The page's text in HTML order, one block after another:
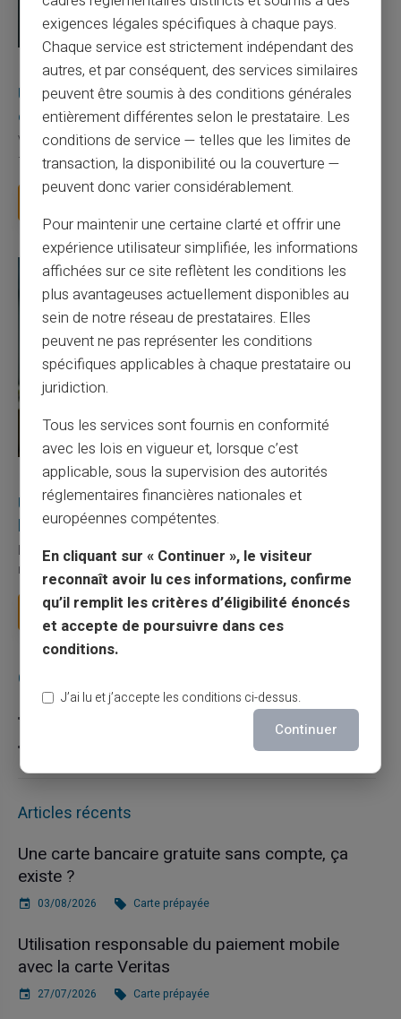
03/08/2026 Veritas Carte prépayée
Une carte bancaire gratuite sans compte, ça
existe ?
Vous avez tapé cette recherche parce que votre banque vous
facture 50 € par an pour une carte que vo...
27/07/2026 Veritas Carte prépayée
Utilisation responsable du paiement mobile avec
la carte Veritas
Le paiement mobile s'est imposé dans les habitudes quotidiennes,
mais il appelle des réflexes pour é...
Lire la suite
Catégories
Articles récents
Une carte bancaire gratuite sans compte, ça
existe ?
03/08/2026 Carte prépayée
Utilisation responsable du paiement mobile
avec la carte Veritas
27/07/2026 Carte prépayée
exigences légales spécifiques à chaque pays.
Chaque service est strictement indépendant des
autres, et par conséquent, des services similaires
peuvent être soumis à des conditions générales
entièrement différentes selon le prestataire. Les
conditions de service — telles que les limites de
transaction, la disponibilité ou la couverture —
peuvent donc varier considérablement.
Pour maintenir une certaine clarté et offrir une
expérience utilisateur simplifiée, les informations
affichées sur ce site reflètent les conditions les
plus avantageuses actuellement disponibles au
sein de notre réseau de prestataires. Elles
peuvent ne pas représenter les conditions
spécifiques applicables à chaque prestataire ou
juridiction.
Tous les services sont fournis en conformité
avec les lois en vigueur et, lorsque c’est
applicable, sous la supervision des autorités
réglementaires financières nationales et
européennes compétentes.
En cliquant sur « Continuer », le visiteur
reconnaît avoir lu ces informations, confirme
qu’il remplit les critères d’éligibilité énoncés
et accepte de poursuivre dans ces
conditions.
J’ai lu et j’accepte les conditions ci-dessus.
Continuer